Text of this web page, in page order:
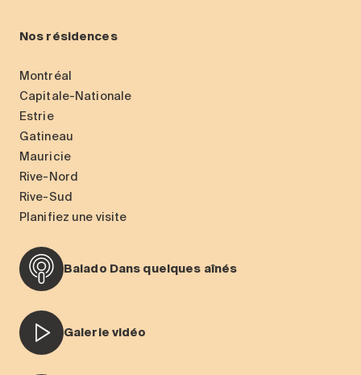
Nos résidences
Montréal
Capitale-Nationale
Estrie
Gatineau
Mauricie
Rive-Nord
Rive-Sud
Planifiez une visite
Balado Dans quelques aînés
Galerie vidéo